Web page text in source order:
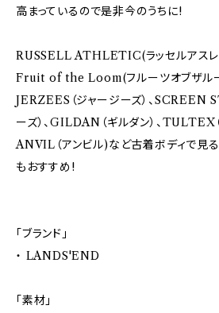
高まっているので是非今のうちに!
RUSSELL ATHLETIC(ラッセルアスレ
Fruit of the Loom(フルーツオブザルー
JERZEES（ジャージーズ）、SCREEN
ーズ）、GILDAN（ギルダン）、TULTEX（
ANVIL（アンビル)など古着ボディで見
もおすすめ!
「ブランド」
・ LANDS'END
「素材」